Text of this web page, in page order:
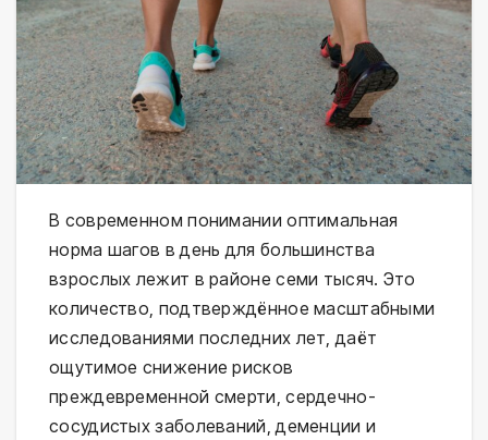
В современном понимании оптимальная
норма шагов в день для большинства
взрослых лежит в районе семи тысяч. Это
количество, подтверждённое масштабными
исследованиями последних лет, даёт
ощутимое снижение рисков
преждевременной смерти, сердечно-
сосудистых заболеваний, деменции и